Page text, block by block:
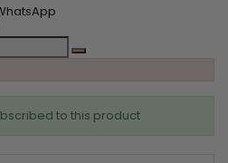
to this product